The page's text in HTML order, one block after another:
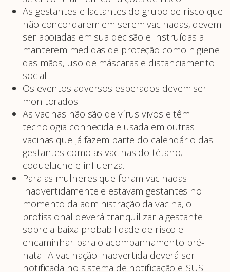
As gestantes e lactantes do grupo de risco que
não concordarem em serem vacinadas, devem
ser apoiadas em sua decisão e instruídas a
manterem medidas de proteção como higiene
das mãos, uso de máscaras e distanciamento
social.
Os eventos adversos esperados devem ser
monitorados
As vacinas não são de vírus vivos e têm
tecnologia conhecida e usada em outras
vacinas que já fazem parte do calendário das
gestantes como as vacinas do tétano,
coqueluche e influenza.
Para as mulheres que foram vacinadas
inadvertidamente e estavam gestantes no
momento da administração da vacina, o
profissional deverá tranquilizar a gestante
sobre a baixa probabilidade de risco e
encaminhar para o acompanhamento pré-
natal. A vacinação inadvertida deverá ser
notificada no sistema de notificação e-SUS